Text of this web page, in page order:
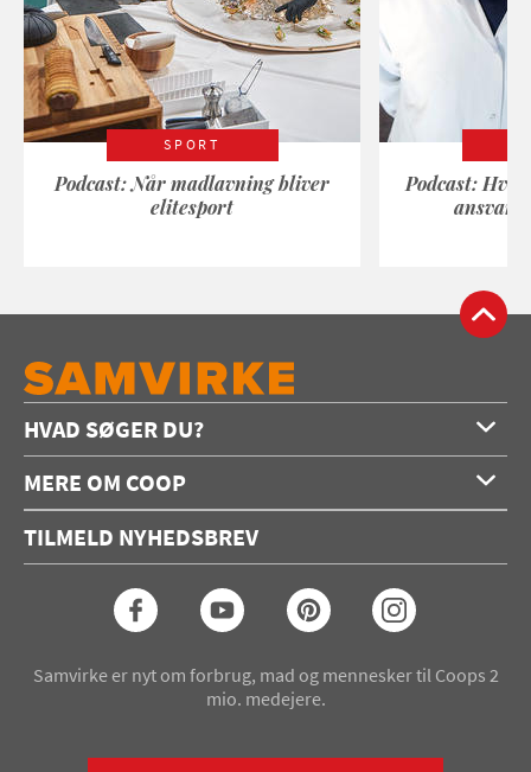
SPORT
Podcast: Når madlavning bliver
elitesport
Podcast:
HVAD SØGER DU?
Forside
Opskrifter
Konkurrencer
MERE OM COOP
Annoncering
Coop medlem
TILMELD NYHEDSBREV
Samvirke er nyt om forbrug, mad og mennesker til Coops 2
mio. medejere.